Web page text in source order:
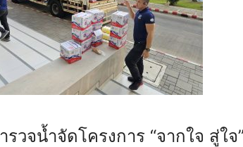
รวจน้ำจัดโครงการ “จากใจ สู่ใ